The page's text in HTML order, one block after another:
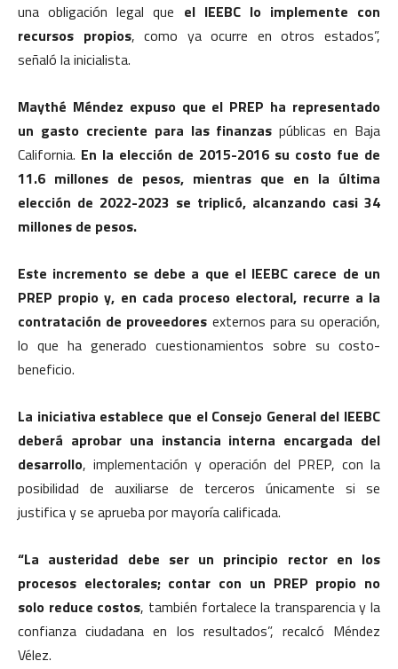
una obligación legal que el IEEBC lo implemente con
recursos propios, como ya ocurre en otros estados”,
señaló la inicialista.
Maythé Méndez expuso que el PREP ha representado
un gasto creciente para las finanzas públicas en Baja
California. En la elección de 2015-2016 su costo fue de
11.6 millones de pesos, mientras que en la última
elección de 2022-2023 se triplicó, alcanzando casi 34
millones de pesos.
Este incremento se debe a que el IEEBC carece de un
PREP propio y, en cada proceso electoral, recurre a la
contratación de proveedores externos para su operación,
lo que ha generado cuestionamientos sobre su costo-
beneficio.
La iniciativa establece que el Consejo General del IEEBC
deberá aprobar una instancia interna encargada del
desarrollo, implementación y operación del PREP, con la
posibilidad de auxiliarse de terceros únicamente si se
justifica y se aprueba por mayoría calificada.
“La austeridad debe ser un principio rector en los
procesos electorales; contar con un PREP propio no
solo reduce costos, también fortalece la transparencia y la
confianza ciudadana en los resultados”, recalcó Méndez
Vélez.